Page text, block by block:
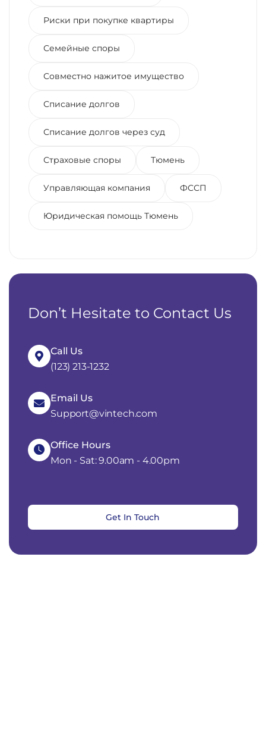
Риски при покупке квартиры
Семейные споры
Совместно нажитое имущество
Списание долгов
Списание долгов через суд
Страховые споры Тюмень
Управляющая компания ФССП
Юридическая помощь Тюмень
Don’t Hesitate to Contact Us
Call Us
(123) 213-1232
Email Us
Support@vintech.com
Office Hours
Mon - Sat: 9.00am - 4.00pm